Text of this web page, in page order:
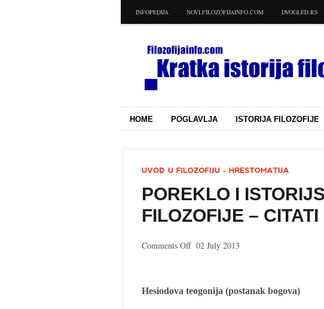
INFOPEDIJA NOVI.FILOZOFIJAINFO.COM DVOGLED.RS
HOME POGLAVLJA ISTORIJA FILOZOFIJE
POREKLO I
FILOZOFIJE – CITATI
Comments Offon
istorijska
02 July 2013
Hesiodova teogonija (postanak bogova)